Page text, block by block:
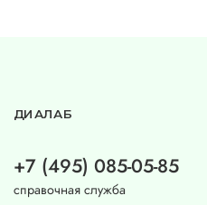
ДИАЛАБ
+7 (495) 085-05-85
справочная служба